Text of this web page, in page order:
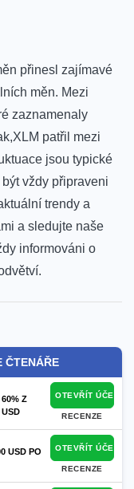
přinesl zajímavé‌
měn.⁢ Mezi
zaznamenaly
patřil mezi
jsou typické
vždy připraveni
trendy a
a sledujte naše
informováni o
ČTENÁŘE
Z
OTEVŘÍT ÚČET
RECENZE
USD PO
OTEVŘÍT ÚČET
RECENZE